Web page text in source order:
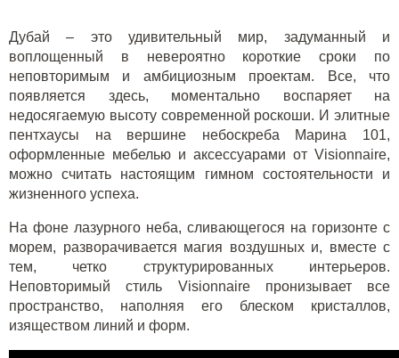
Дубай – это удивительный мир, задуманный и
воплощенный в невероятно короткие сроки по
неповторимым и амбициозным проектам. Все, что
появляется здесь, моментально воспаряет на
недосягаемую высоту современной роскоши. И элитные
пентхаусы на вершине небоскреба Марина 101,
оформленные мебелью и аксессуарами от Visionnaire,
можно считать настоящим гимном состоятельности и
жизненного успеха.
На фоне лазурного неба, сливающегося на горизонте с
морем, разворачивается магия воздушных и, вместе с
тем, четко структурированных интерьеров.
Неповторимый стиль Visionnaire пронизывает все
пространство, наполняя его блеском кристаллов,
изяществом линий и форм.